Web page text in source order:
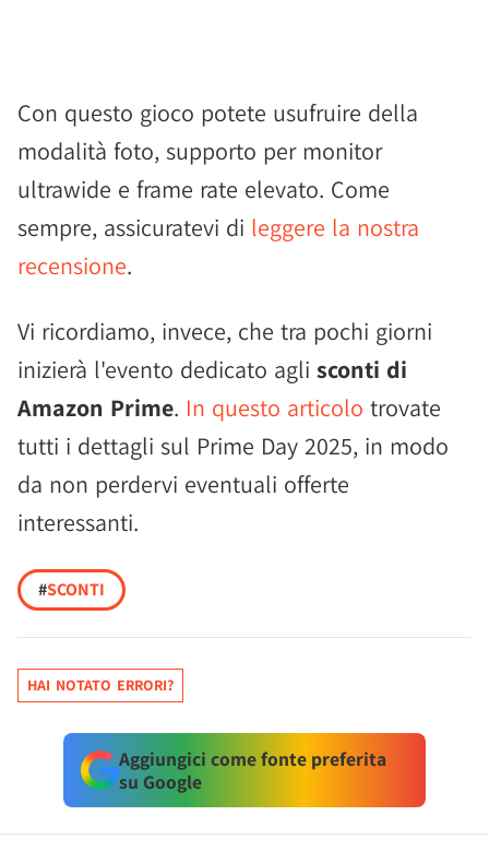
Con questo gioco potete usufruire della
modalità foto, supporto per monitor
ultrawide e frame rate elevato. Come
sempre, assicuratevi di leggere la nostra
recensione.
Vi ricordiamo, invece, che tra pochi giorni
inizierà l'evento dedicato agli sconti di
Amazon Prime. In questo articolo trovate
tutti i dettagli sul Prime Day 2025, in modo
da non perdervi eventuali offerte
interessanti.
#SCONTI
HAI NOTATO ERRORI?
Aggiungici come fonte preferita
su Google